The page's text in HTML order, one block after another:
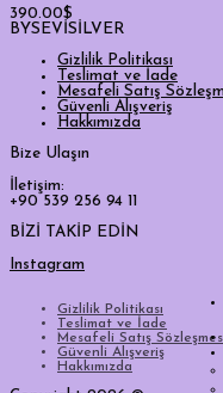
390.00$
BYSEVİSİLVER
Gizlilik Politikası
Teslimat ve İade
Mesafeli Satış
Güvenli Alışveriş
Hakkımızda
Bize Ulaşın
İletişim:
+90 539 256 94 11
BİZİ TAKİP EDİN
Instagram
Gizlilik Politikası
Teslimat ve İade
Mesafeli Satış
Güvenli Alışveriş
Hakkımızda